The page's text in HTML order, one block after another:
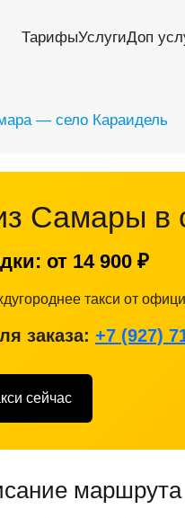
ТарифыУслугиДоп
— село Караидель
Самары в
от 14 900 ₽
такси от
заказа: +7 (927)
сейчас
маршрута